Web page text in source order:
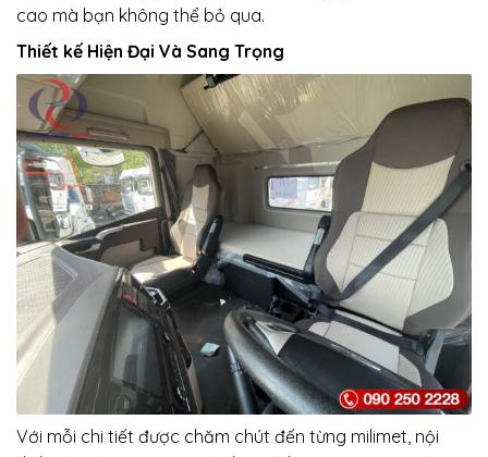
cao mà bạn không thể bỏ qua.
Thiết kế Hiện Đại Và Sang Trọng
Với mỗi chi tiết được chăm chút đến từng milimet, nội